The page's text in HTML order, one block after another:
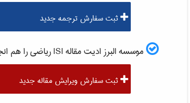
ثبت سفارش ترجمه جدید
موسسه البرز ادیت مقاله ISI رياضیرا هم
ثبت سفارش ویرایش مقاله جدید